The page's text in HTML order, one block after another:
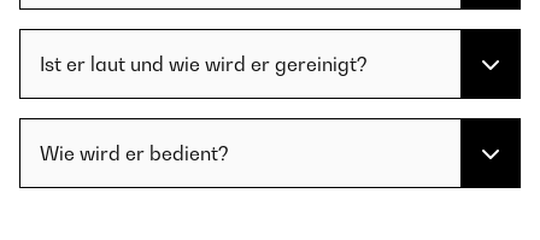
Ist er laut und wie wird er gereinigt?
Wie wird er bedient?